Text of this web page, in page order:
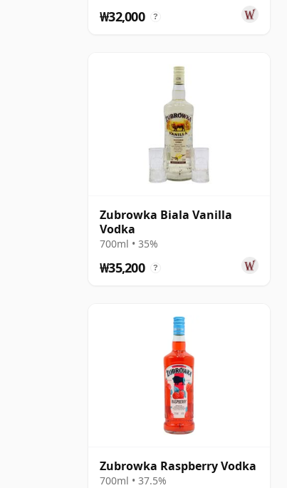
₩32,000 ?
Zubrowka Biala Vanilla
Vodka
700ml • 35%
₩35,200 ?
Zubrowka Raspberry Vodka
700ml • 37.5%